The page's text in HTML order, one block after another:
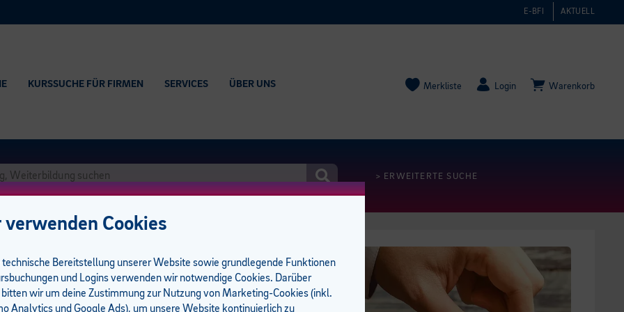
E-BFI AKTUELL
KURSSUCHE FÜR FIRMEN SERVICES ÜBER UNS Merkliste Login Warenkorb
> ERWEITERTE SUCHE
Cookies
technische Bereitstellung unserer Website sowie grundlegende Funktionen
und Logins verwenden wir notwendige Cookies. Darüber
bitten wir um deine Zustimmung zur Nutzung von Marketing-Cookies (inkl.
Analytics und Google Ads), um unsere Website kontinuierlich zu